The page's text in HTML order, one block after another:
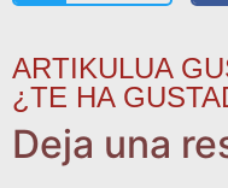
ARTIKULUA
¿TE HA
Deja una